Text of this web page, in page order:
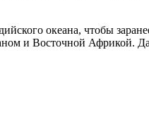
океана, чтобы
и Восточной Африкой.